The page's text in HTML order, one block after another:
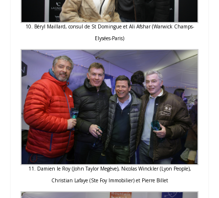
10. Béryl Maillard, consul de St Domingue et Ali Afshar (Warwick Champs-
Elysées-Paris)
11. Damien le Roy (John Taylor Megève), Nicolas Winckler (Lyon People),
Christian Lafaye (Ste Foy Immobilier) et Pierre Billet